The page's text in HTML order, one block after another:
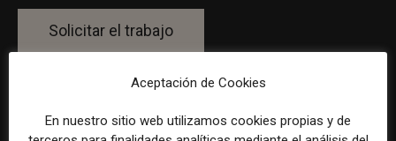
Por favor, para solicitar este trabajo visita
www.linkedin.com.
Aceptación de Cookies
En nuestro sitio web utilizamos cookies propias y de